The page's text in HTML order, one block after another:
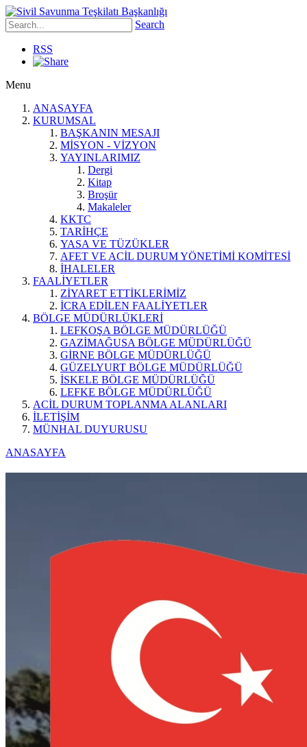
Search
RSS
Menu
ANASAYFA
KURUMSAL
BAŞKANIN MESAJI
MİSYON - VİZYON
YAYINLARIMIZ
Dergi
Kitap
Broşür
Makaleler
KKTC
TARİHÇE
YASA VE TÜZÜKLER
AFET VE ACİL DURUM YÖNETİMİ KOMİTESİ
İHALELER
FAALİYETLER
ZİYARET ETTİKLERİMİZ
İCRA EDİLEN FAALİYETLER
BÖLGE MÜDÜRLÜKLERİ
LEFKOŞA BÖLGE MÜDÜRLÜĞÜ
GAZİMAĞUSA BÖLGE MÜDÜRLÜĞÜ
GİRNE BÖLGE MÜDÜRLÜĞÜ
GÜZELYURT BÖLGE MÜDÜRLÜĞÜ
İSKELE BÖLGE MÜDÜRLÜĞÜ
LEFKE BÖLGE MÜDÜRLÜĞÜ
ACİL DURUM TOPLANMA ALANLARI
İLETİŞİM
MÜNHAL DUYURUSU
ANASAYFA